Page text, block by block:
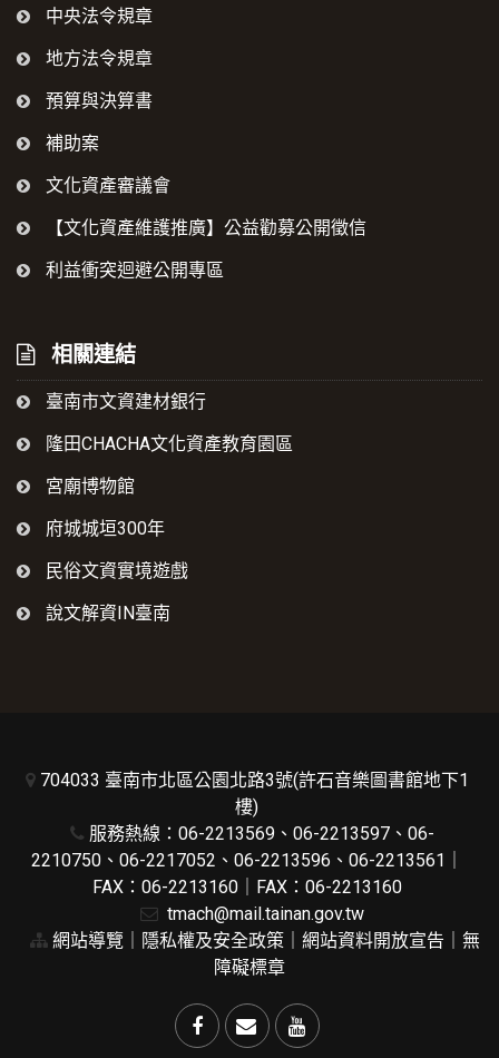
中央法令規章
地方法令規章
預算與決算書
補助案
文化資產審議會
【文化資產維護推廣】公益勸募公開徵信
利益衝突迴避公開專區
相關連結
臺南市文資建材銀行
隆田CHACHA文化資產教育園區
宮廟博物館
府城城垣300年
民俗文資實境遊戲
說文解資IN臺南
704033 臺南市北區公園北路3號(許石音樂圖書館地下1
樓)
服務熱線：06-2213569、06-2213597、06-
2210750、06-2217052、06-2213596、06-2213561｜
FAX：06-2213160｜FAX：06-2213160
tmach@mail.tainan.gov.tw
網站導覽
隱私權及安全政策 網站資料開放宣告
無
障礙標章